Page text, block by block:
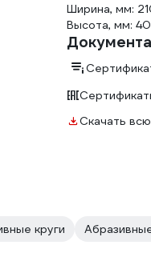
Ширина, мм:
Высота, мм: 40
Скачать
круги